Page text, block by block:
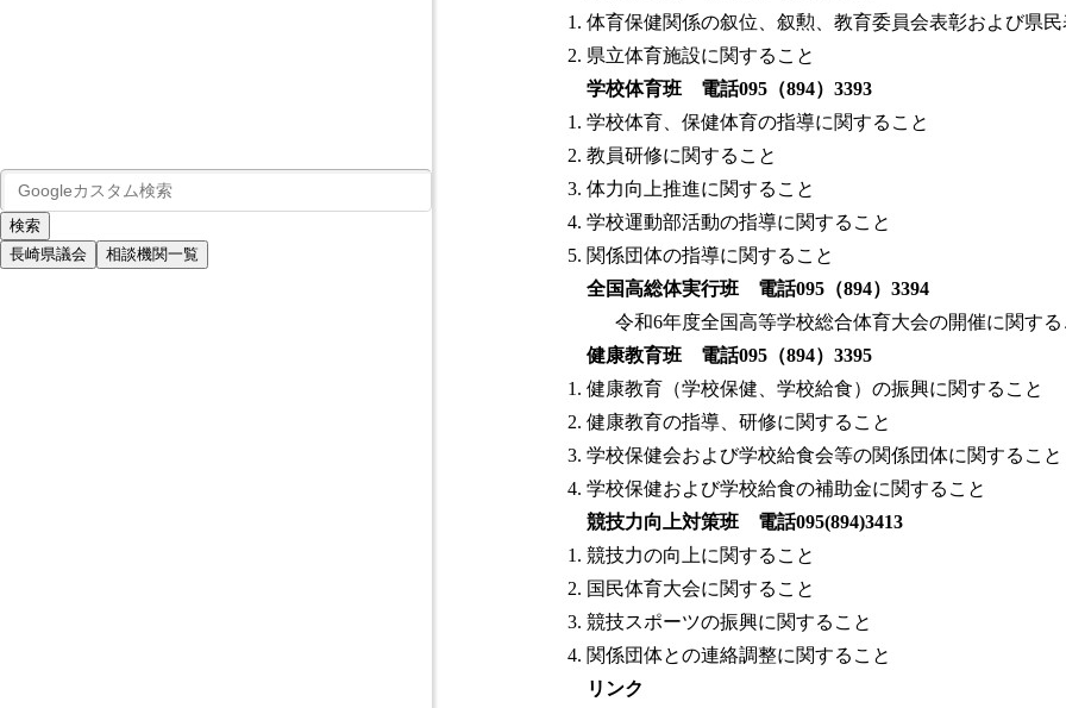
長崎県議会 相談機関一覧
体育保健関係の叙位、叙勲、教育委員会表彰および県
県立体育施設に関すること
学校体育班 電話095（894）3393
学校体育、保健体育の指導に関すること
教員研修に関すること
体力向上推進に関すること
学校運動部活動の指導に関すること
関係団体の指導に関すること
全国高総体実行班 電話095（894）3394
令和6年度全国高等学校総合体育大会の開催に関する
健康教育班 電話095（894）3395
健康教育（学校保健、学校給食）の振興に関すること
健康教育の指導、研修に関すること
学校保健会および学校給食会等の関係団体に関すること
学校保健および学校給食の補助金に関すること
競技力向上対策班 電話095(894)3413
競技力の向上に関すること
国民体育大会に関すること
競技スポーツの振興に関すること
関係団体との連絡調整に関すること
リンク